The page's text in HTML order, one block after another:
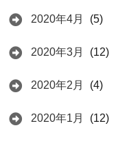
2020年4月 (5)
2020年3月 (12)
2020年2月 (4)
2020年1月 (12)